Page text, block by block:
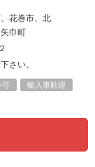
花巻市、北
巾町
さい。
可
輸入車歓迎